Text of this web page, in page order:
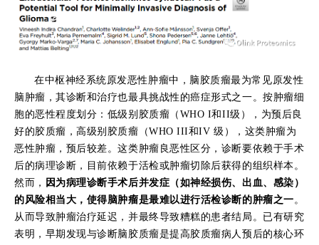
在中枢神经系统原发恶性肿瘤中，脑胶质瘤最为常见原发性
脑肿瘤，其诊断和治疗也最具挑战性的癌症形式之一。按肿瘤细
胞的恶性程度划分：低级别胶质瘤（WHO I和II级），为预后良
好的胶质瘤，高级别胶质瘤（WHO III和IV 级），这类肿瘤为
恶性肿瘤，预后较差。这类肿瘤良恶性区分，诊断要依赖于手术
后的病理诊断，目前依赖于活检或肿瘤切除后获得的组织样本。
然而， 因为病理诊断手术后并发症（如神经损伤、出血、感染）
的风险相当大，使得脑肿瘤是最难以进行活检诊断的肿瘤之一。
从而导致肿瘤治疗延迟，并最终导致糟糕的患者结局。已有研究
表明，早期发现与诊断脑胶质瘤是提高胶质瘤病人预后的核心环